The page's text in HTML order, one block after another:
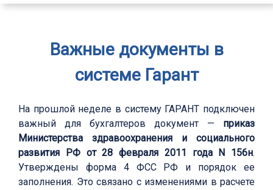
Важные документы в
системе Гарант
На прошлой неделе в систему ГАРАНТ подключен
важный для бухгалтеров документ — приказ
Министерства здравоохранения и социального
развития РФ от 28 февраля 2011 года N 156н.
Утверждены форма 4 ФСС РФ и порядок ее
заполнения. Это связано с изменениями в расчете